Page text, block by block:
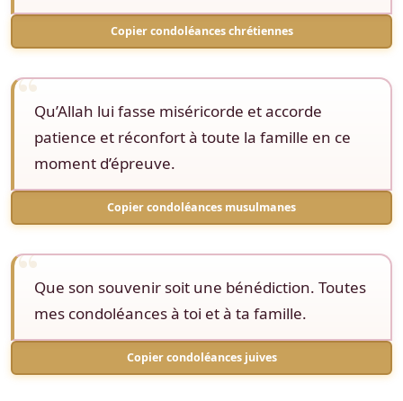
Copier condoléances chrétiennes
Qu’Allah lui fasse miséricorde et accorde
patience et réconfort à toute la famille en ce
moment d’épreuve.
Copier condoléances musulmanes
Que son souvenir soit une bénédiction. Toutes
mes condoléances à toi et à ta famille.
Copier condoléances juives